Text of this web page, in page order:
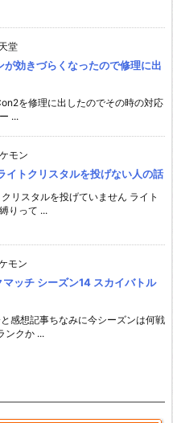
堂
効きづらくなったので修理に出
を修理に出したのでその時の対応
...
モン
イトクリスタルを投げない人の話
リスタルを投げていません ライト
りって ...
モン
ッチ シーズン14 スカイバトル
感想記事ちなみに今シーズンは何戦
ンクか ...